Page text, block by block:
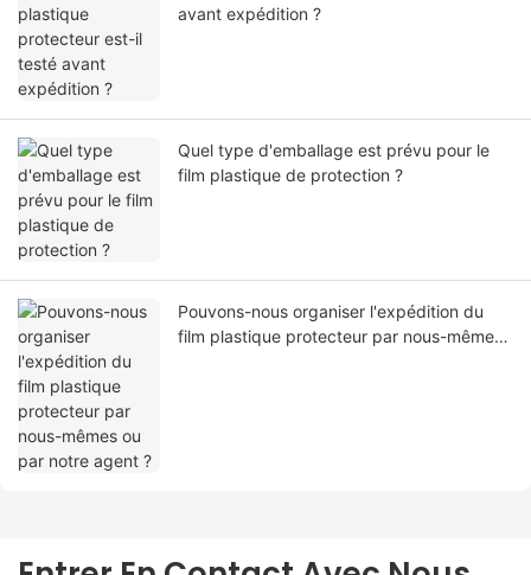
avant expédition ?
Quel type d'emballage est prévu pour le
film plastique de protection ?
Pouvons-nous organiser l'expédition du
film plastique protecteur par nous-mêmes